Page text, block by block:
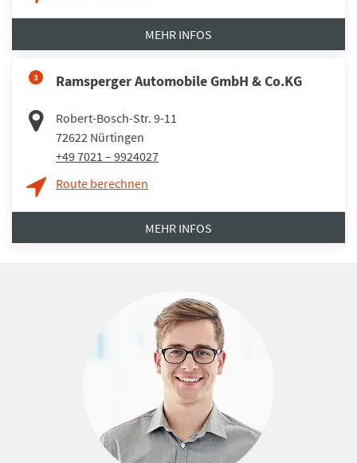
MEHR INFOS
3 Ramsperger Automobile GmbH & Co.KG
Robert-Bosch-Str. 9-11
72622 Nürtingen
+49 7021 – 9924027
Route berechnen
MEHR INFOS